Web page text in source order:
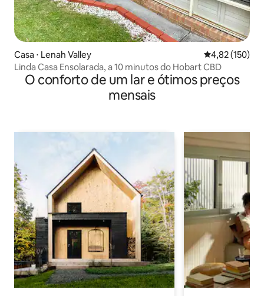
Casa ⋅ Lenah Valley 4,82 de uma
4,82 (150)
Linda Casa Ensolarada, a 10 minutos do Hobart CBD
O conforto de um lar e ótimos preços
mensais